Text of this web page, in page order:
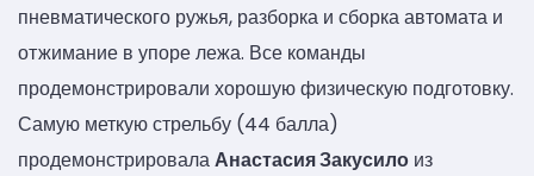
пневматического ружья, разборка и сборка автомата и
отжимание в упоре лежа. Все команды
продемонстрировали хорошую физическую подготовку.
Самую меткую стрельбу (44 балла)
продемонстрировалаАнастасия Закусило из